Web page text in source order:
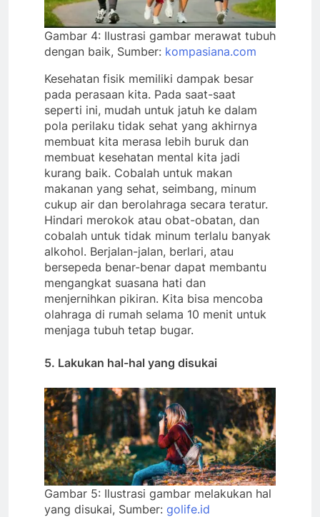
Gambar 4: Ilustrasi gambar merawat tubuh
dengan baik, Sumber: kompasiana.com
Kesehatan fisik memiliki dampak besar
pada perasaan kita. Pada saat-saat
seperti ini, mudah untuk jatuh ke dalam
pola perilaku tidak sehat yang akhirnya
membuat kita merasa lebih buruk dan
membuat kesehatan mental kita jadi
kurang baik. Cobalah untuk makan
makanan yang sehat, seimbang, minum
cukup air dan berolahraga secara teratur.
Hindari merokok atau obat-obatan, dan
cobalah untuk tidak minum terlalu banyak
alkohol. Berjalan-jalan, berlari, atau
bersepeda benar-benar dapat membantu
mengangkat suasana hati dan
menjernihkan pikiran. Kita bisa mencoba
olahraga di rumah selama 10 menit untuk
menjaga tubuh tetap bugar.
5. Lakukan hal-hal yang disukai
Gambar 5: Ilustrasi gambar melakukan hal
yang disukai, Sumber: golife.id